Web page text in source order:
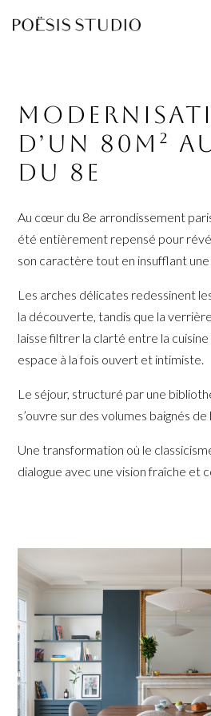
Passer
au
d’un 80m²
du 8e
Au cœur du 8e arrondissement
été entièrement repensé pour
son caractère tout en insufflant
Les arches délicates redessinent
la découverte, tandis que la
laisse filtrer la clarté entre la
espace à la fois ouvert et intimiste.
Le séjour, structuré par une
s’ouvre sur des volumes baignés de
Une transformation où le
dialogue avec une vision fraîche et